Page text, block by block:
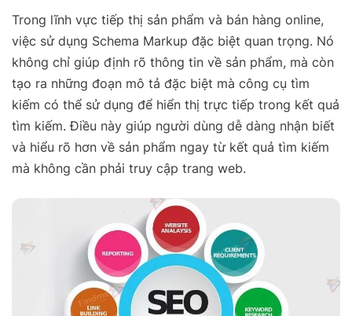
Trong lĩnh vực tiếp thị sản phẩm và bán hàng online,
việc sử dụng Schema Markup đặc biệt quan trọng. Nó
không chỉ giúp định rõ thông tin về sản phẩm, mà còn
tạo ra những đoạn mô tả đặc biệt mà công cụ tìm
kiếm có thể sử dụng để hiển thị trực tiếp trong kết quả
tìm kiếm. Điều này giúp người dùng dễ dàng nhận biết
và hiểu rõ hơn về sản phẩm ngay từ kết quả tìm kiếm
mà không cần phải truy cập trang web.